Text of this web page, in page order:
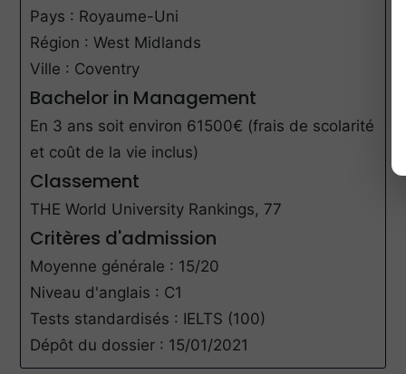
Pays : Royaume-Uni
Région : West Midlands
Ville : Coventry
Bachelor in Management
En 3 ans soit environ 61500€ (frais de scolarité
et coût de la vie inclus)
Classement
THE World University Rankings, 77
Critères d'admission
Moyenne générale : 15/20
Niveau d'anglais : C1
Tests standardisés : IELTS (100)
Dépôt du dossier : 15/01/2021